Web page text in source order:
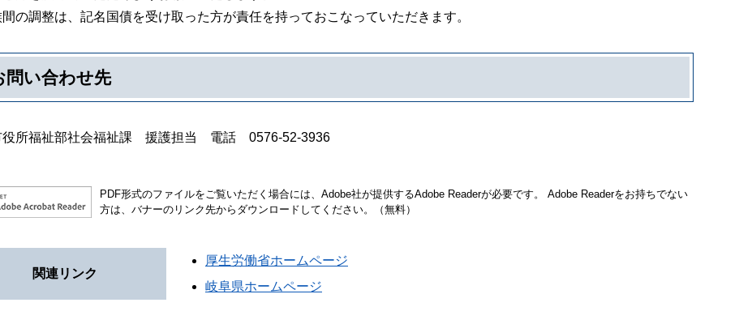
間の調整は、記名国債を受け取った方が責任を持っておこなっていただきます。​
問い合わせ先
役所福祉部社会福祉課 援護担当 電話 0576-52-3936
PDF形式のファイルをご覧いただく場合には、Adobe社が提供するAdobe Readerが必要です。
Adobe Readerをお持ちでない
方は、バナーのリンク先からダウンロードしてください。（無料）
関連リンク
厚生労働省ホームページ
岐阜県ホームページ